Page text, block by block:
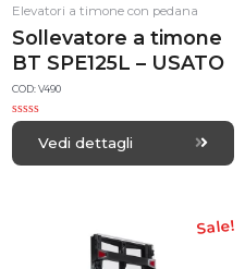
Elevatori a timone con pedana
Sollevatore a timone
BT SPE125L – USATO
COD: V490
R
e
Vedi dettagli
Sale!